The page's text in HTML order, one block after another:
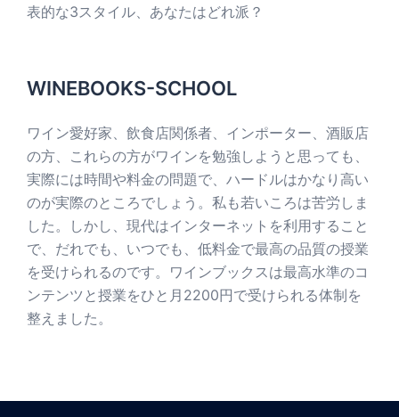
表的な3スタイル、あなたはどれ派？
WINEBOOKS-SCHOOL
ワイン愛好家、飲食店関係者、インポーター、酒販店
の方、これらの方がワインを勉強しようと思っても、
実際には時間や料金の問題で、ハードルはかなり高い
のが実際のところでしょう。私も若いころは苦労しま
した。しかし、現代はインターネットを利用すること
で、だれでも、いつでも、低料金で最高の品質の授業
を受けられるのです。ワインブックスは最高水準のコ
ンテンツと授業をひと月2200円で受けられる体制を
整えました。